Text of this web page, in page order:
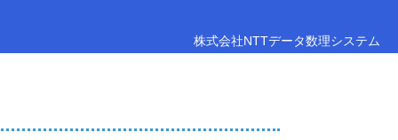
株式会社NTTデータ数理システム